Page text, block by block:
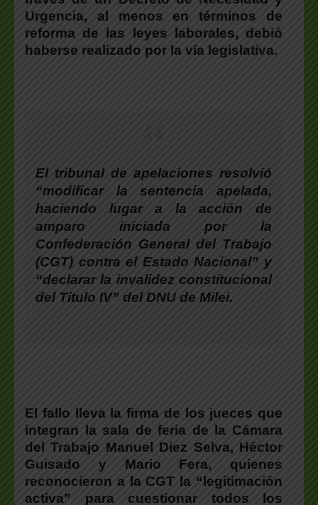
Urgencia, al menos en términos de
reforma de las leyes laborales, debió
haberse realizado por la vía legislativa.
El tribunal de apelaciones resolvió
“modificar la sentencia apelada,
haciendo lugar a la acción de
amparo iniciada por la
Confederación General del Trabajo
(CGT) contra el Estado Nacional” y
“declarar la invalidez constitucional
del Título IV” del DNU de Milei.
El fallo lleva la firma de los jueces que
integran la sala de feria de la Cámara
del Trabajo Manuel Diez Selva, Héctor
Guisado y Mario Fera, quienes
reconocieron a la CGT la “legitimación
activa” para cuestionar todos los